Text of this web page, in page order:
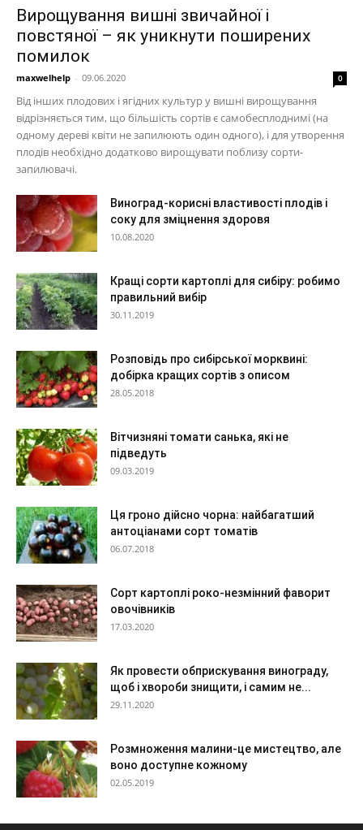
Вирощування вишні звичайної і
повстяної – як уникнути поширених
помилок
maxwelhelp - 09.06.2020 0
Від інших плодових і ягідних культур у вишні вирощування
відрізняється тим, що більшість сортів є самобесплоднимі (на
одному дереві квіти не запилюють один одного), і для утворення
плодів необхідно додатково вирощувати поблизу сорти-
запилювачі.
Виноград-корисні властивості плодів і
соку для зміцнення здоровя
10.08.2020
Кращі сорти картоплі для сибіру: робимо
правильний вибір
30.11.2019
Розповідь про сибірської морквині:
добірка кращих сортів з описом
28.05.2018
Вітчизняні томати санька, які не
підведуть
09.03.2019
Ця гроно дійсно чорна: найбагатший
антоціанами сорт томатів
06.07.2018
Сорт картоплі роко-незмінний фаворит
овочівників
17.03.2020
Як провести обприскування винограду,
щоб і хвороби знищити, і самим не...
29.11.2020
Розмноження малини-це мистецтво, але
воно доступне кожному
02.05.2019